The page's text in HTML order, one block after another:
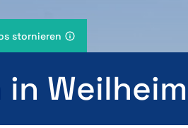
stornieren
Weilheim